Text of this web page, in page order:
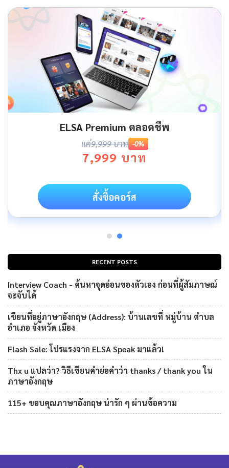
RECENT POSTS
Interview Coach - ค้นหาจุดอ่อนของตัวเอง ก่อนที่ผู้สัมภาษณ์
จะจับได้
เขียนที่อยู่ภาษาอังกฤษ (Address): บ้านเลขที่ หมู่บ้าน ตำบล
อำเภอ จังหวัด เมือง
Flash Sale: โปรแรงจาก ELSA Speak มาแล้ว!
Thx u แปลว่า? วิธีเขียนคำย่อคำว่า thanks / thank you ใน
ภาษาอังกฤษ
115+ ขอบคุณภาษาอังกฤษ น่ารัก ๆ ผ่านข้อความ
ELSA Premium ตลอดชีพ
แค่9,999 บาท -0%
7,999 บาท
สั่งซื้อคอร์ส